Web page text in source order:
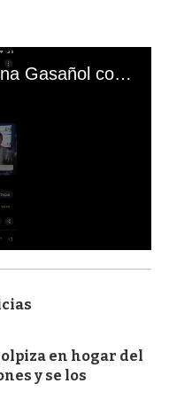
El mal momento de Yanina Gasañol con un hincha argentino en "Subrayado"
en hogar del
y se los